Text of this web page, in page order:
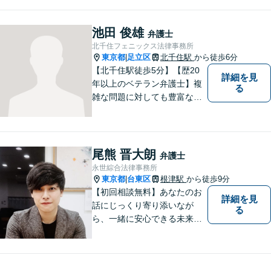
からサポート可能です。まず
は話を聞いてみたいという方
も、お気軽にご相談くださ
い。
池田 俊雄 弁護士
北千住フェニックス法律事務所
東京都 足立区 北千住駅 から徒歩6分
【北千住駅徒歩5分】【歴20
年以上のベテラン弁護士】複
雑な問題に対しても豊富な経
ださい。依頼者様の声を大切
にし、適切に対処して参りま
す。
詳細を見
る
尾熊 晋大朗 弁護士
永世綜合法律事務所
東京都 台東区 根津駅 から徒歩9分
【初回相談無料】あなたのお
話にじっくり寄り添いなが
ら、一緒に安心できる未来を
詳細を見
る